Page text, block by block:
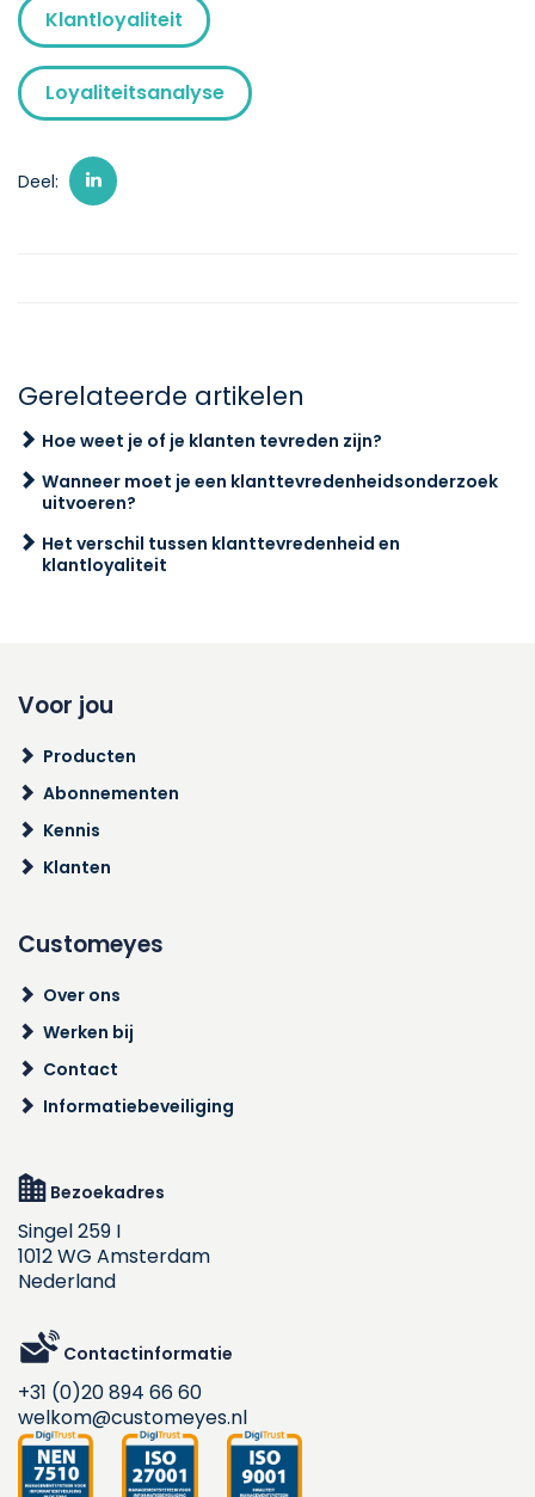
Klantloyaliteit
Loyaliteitsanalyse
Deel:
Gerelateerde artikelen
Hoe weet je of je klanten tevreden zijn?
Wanneer moet je een klanttevredenheidsonderzoek
uitvoeren?
Het verschil tussen klanttevredenheid en
klantloyaliteit
Voor jou
Producten
Abonnementen
Kennis
Klanten
Customeyes
Over ons
Werken bij
Contact
Informatiebeveiliging
Bezoekadres
Singel 259 I
1012 WG Amsterdam
Nederland
Contactinformatie
+31 (0)20 894 66 60
welkom@customeyes.nl